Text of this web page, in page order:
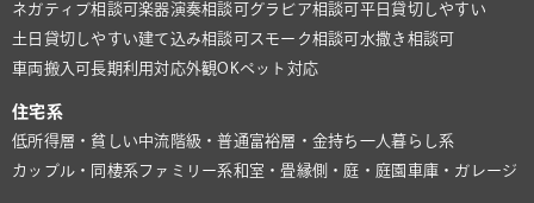
ネガティブ相談可楽器演奏相談可 グラビア相談可 平日貸切しやすい
土日貸切しやすい建て込み相談可 スモーク相談可 水撒き相談可
車両搬入可長期利用対応外観OKペット対応
住宅系
低所得層・貧しい中流階級・普通富裕層・金持ち 一人暮らし系
カップル・同棲系ファミリー系和室・畳縁側・庭・庭園 車庫・ガレージ